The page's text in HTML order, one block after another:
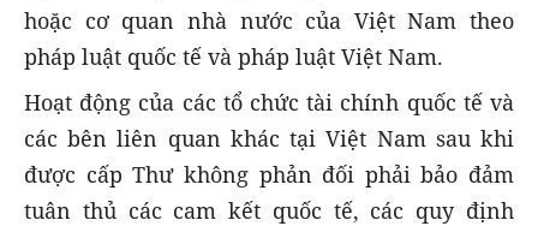
hoặc cơ quan nhà nước của Việt Nam theo
pháp luật quốc tế và pháp luật Việt Nam.
Hoạt động của các tổ chức tài chính quốc tế và
các bên liên quan khác tại Việt Nam sau khi
được cấp Thư không phản đối phải bảo đảm
tuân thủ các cam kết quốc tế, các quy định